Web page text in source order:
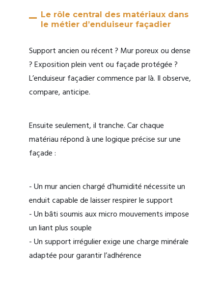
Le rôle central des matériaux dans
le métier d’enduiseur façadier
Support ancien ou récent ? Mur poreux ou dense
? Exposition plein vent ou façade protégée ?
L’enduiseur façadier commence par là. Il observe,
compare, anticipe.
Ensuite seulement, il tranche. Car chaque
matériau répond à une logique précise sur une
façade :
- Un mur ancien chargé d’humidité nécessite un
enduit capable de laisser respirer le support
- Un bâti soumis aux micro mouvements impose
un liant plus souple
- Un support irrégulier exige une charge minérale
adaptée pour garantir l’adhérence